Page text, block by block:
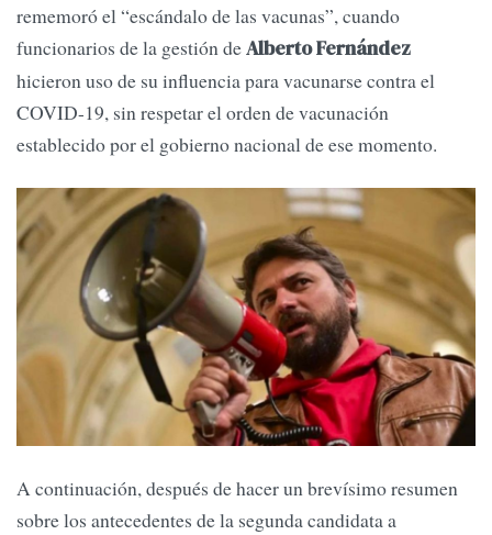
rememoró el “escándalo de las vacunas”, cuando
funcionarios de la gestión deAlberto Fernández
hicieron uso de su influencia para vacunarse contra el
COVID-19, sin respetar el orden de vacunación
establecido por el gobierno nacional de ese momento.
A continuación, después de hacer un brevísimo resumen
sobre los antecedentes de la segunda candidata a